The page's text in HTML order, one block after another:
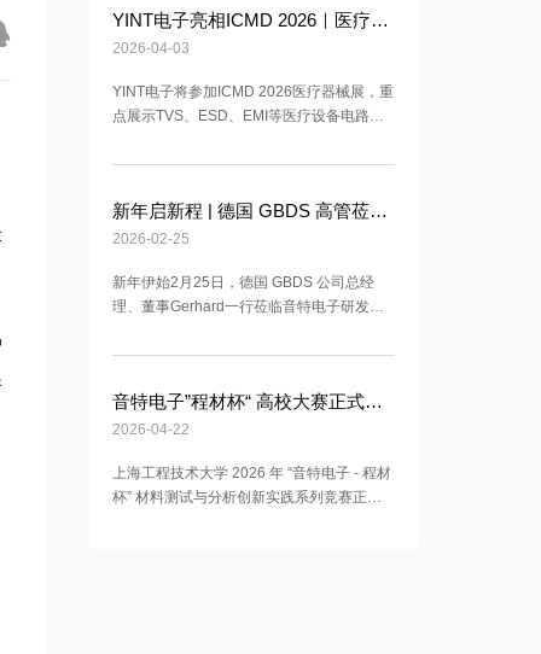
YINT电子亮相ICMD 2026｜医疗电子电路保护解决方案
2026-04-03
YINT电子将参加ICMD 2026医疗器械展，重
点展示TVS、ESD、EMI等医疗设备电路保
迎预约展位交流。
新年启新程 | 德国 GBDS 高管莅临音特电子 共商马年战略合作
2026-02-25
新年伊始2月25日，德国 GBDS 公司总经
理、董事Gerhard一行莅临音特电子研发中
音特电子”程材杯“ 高校大赛正式开始
2026-04-22
上海工程技术大学 2026 年 “音特电子 - 程材
杯” 材料测试与分析创新实践系列竞赛正式